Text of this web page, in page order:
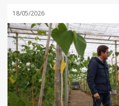
18/05/2026